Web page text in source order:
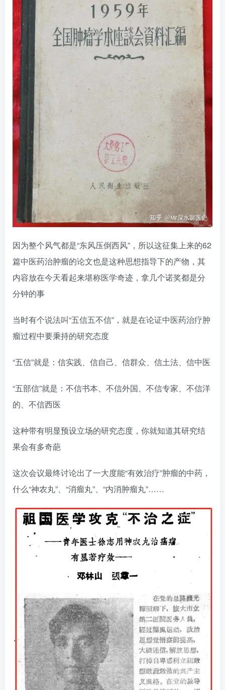
因为整个风气都是“东风压倒西风”，所以这征集上来的62
篇中医药治肿瘤的论文也是这种思想指导下的产物，其
内容放在今天看起来堪称医学奇迹，拿几个诺奖都是分
分钟的事
当时有个说法叫“五信五不信”，就是在论证中医药治疗肿
瘤过程中要秉持的研究态度
“五信”就是：信实践、信自己、信群众、信土法、信中医
“五部信”就是：不信书本、不信外国、不信专家、不信洋
的、不信西医
这种带有明显预设立场的研究态度，你就知道其研究结
果会有多奇葩
这次会议最终讨论出了一大度能“有效治疗”肿瘤的中药，
什么“神农丸”、“消瘤丸”、“内消肿瘤丸”……